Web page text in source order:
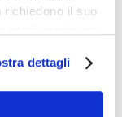
richiedono il suo
può chiudere
potranno
necessari al
dettagli